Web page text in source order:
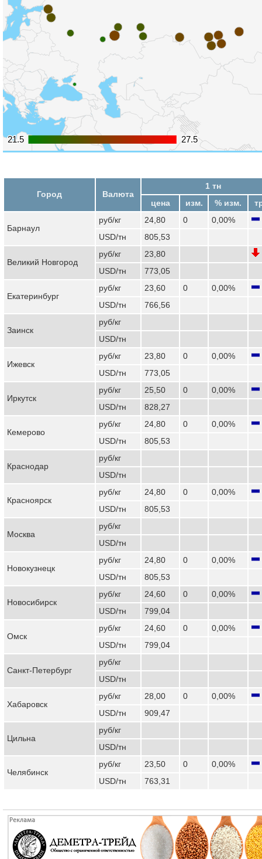
21.5
21.5 27.5
27.5
Город Валюта
1 тн
цена
изм. % изм.
Барнаул
руб/кг 24,80 0
0,00%
USD/тн
805,53
Великий Новгород
руб/кг
23,80
USD/тн
773,05
Екатеринбург
руб/кг 23,60 0
0,00%
USD/тн
766,56
Заинск
руб/кг
USD/тн
Ижевск
руб/кг 23,80 0
0,00%
USD/тн
773,05
Иркутск
руб/кг 25,50 0
0,00%
USD/тн
828,27
Кемерово
руб/кг 24,80 0
0,00%
USD/тн
805,53
Краснодар
руб/кг
USD/тн
Красноярск
руб/кг 24,80 0
0,00%
USD/тн
805,53
Москва
руб/кг
USD/тн
Новокузнецк
руб/кг 24,80 0
0,00%
USD/тн
805,53
Новосибирск
руб/кг 24,60 0
0,00%
USD/тн
799,04
Омск
руб/кг 24,60 0
0,00%
USD/тн
799,04
Санкт-Петербург
руб/кг
USD/тн
Хабаровск
руб/кг 28,00 0
0,00%
USD/тн
909,47
Цильна
руб/кг
USD/тн
Челябинск
руб/кг 23,50 0
0,00%
USD/тн
763,31